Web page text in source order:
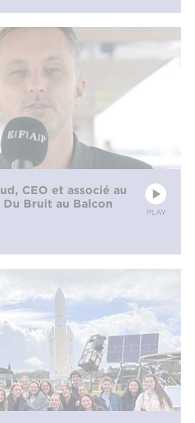
PLAY
CEO et associé au
Du Bruit au Balcon